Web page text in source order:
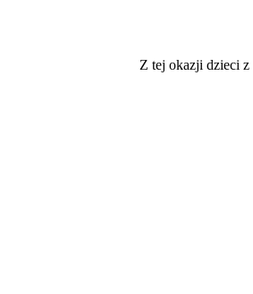
Z tej okazji dzieci z